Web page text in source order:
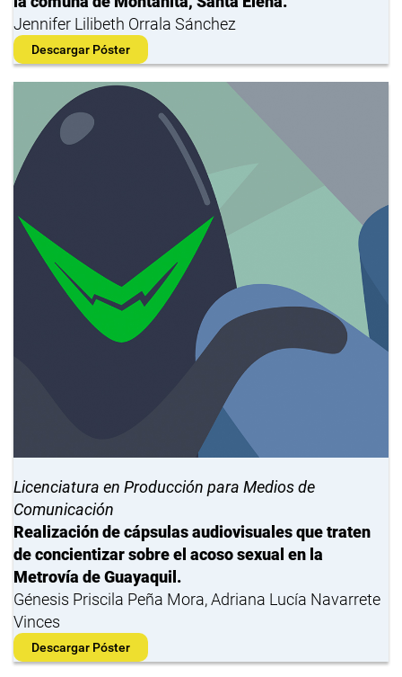
Jennifer Lilibeth Orrala Sánchez
Descargar Póster
Licenciatura en Producción para Medios de
Comunicación
Realización de cápsulas audiovisuales que traten
de concientizar sobre el acoso sexual en la
Metrovía de Guayaquil.
Génesis Priscila Peña Mora, Adriana Lucía Navarrete
Vinces
Descargar Póster